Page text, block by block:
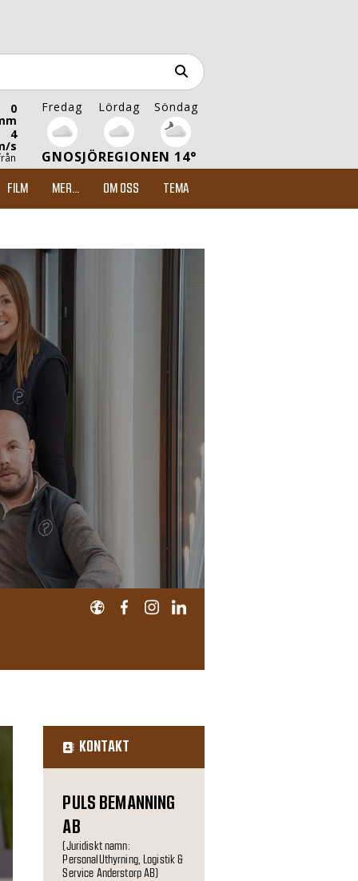
0
4
s
Fredag Lördag Söndag
GNOSJÖREGIONEN 14°
FILM MER... OM OSS TEMA
KONTAKT
PULS BEMANNING
AB
(Juridiskt namn:
PersonalUthyrning, Logistik &
Service Anderstorp AB)